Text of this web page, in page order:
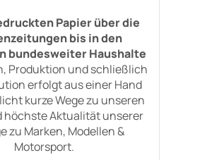
Papier über die
bis in den
bundesweiter Haushalte
Produktion und schließlich
erfolgt aus einer Hand
kurze Wege zu unseren
höchste Aktualität unserer
zu Marken, Modellen &
Motorsport.